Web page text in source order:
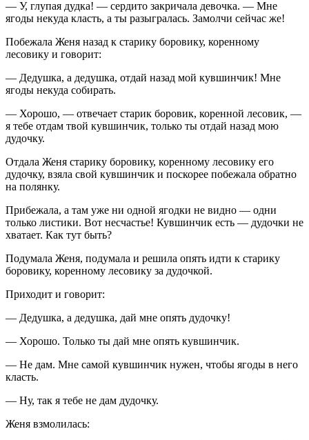
— У, глупая дудка! — сердито закричала девочка. — Мне
ягоды некуда класть, а ты разыгралась. Замолчи сейчас же!
Побежала Женя назад к старику боровику, коренному
лесовику и говорит:
— Дедушка, а дедушка, отдай назад мой кувшинчик! Мне
ягоды некуда собирать.
— Хорошо, — отвечает старик боровик, коренной лесовик, —
я тебе отдам твой кувшинчик, только ты отдай назад мою
дудочку.
Отдала Женя старику боровику, коренному лесовику его
дудочку, взяла свой кувшинчик и поскорее побежала обратно
на полянку.
Прибежала, а там уже ни одной ягодки не видно — одни
только листики. Вот несчастье! Кувшинчик есть — дудочки не
хватает. Как тут быть?
Подумала Женя, подумала и решила опять идти к старику
боровику, коренному лесовику за дудочкой.
Приходит и говорит:
— Дедушка, а дедушка, дай мне опять дудочку!
— Хорошо. Только ты дай мне опять кувшинчик.
— Не дам. Мне самой кувшинчик нужен, чтобы ягоды в него
класть.
— Ну, так я тебе не дам дудочку.
Женя взмолилась: